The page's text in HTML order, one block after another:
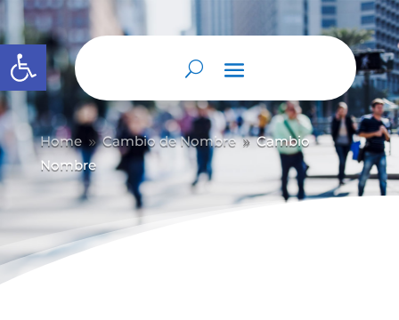
Abrir barra de herramientas
Home 9 Cambio de Nombre 9 Cambio
Nombre